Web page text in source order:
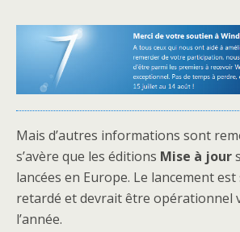
Mais d’autres informations sont
s’avère que les éditions Mise à jour
lancées en Europe. Le lancement
retardé et devrait être opérationnel
l’année.